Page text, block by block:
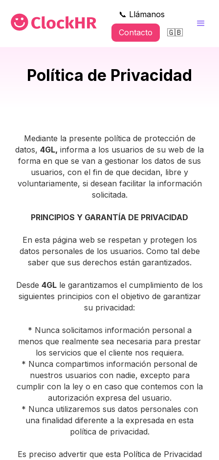
📞 Llámanos
Contacto
🇬🇧
Política de Privacidad
Mediante la presente política de protección de
datos, 4GL, informa a los usuarios de su web de la
forma en que se van a gestionar los datos de sus
usuarios, con el fin de que decidan, libre y
voluntariamente, si desean facilitar la información
solicitada.
PRINCIPIOS Y GARANTÍA DE PRIVACIDAD
En esta página web se respetan y protegen los
datos personales de los usuarios. Como tal debe
saber que sus derechos están garantizados.
Desde 4GL le garantizamos el cumplimiento de los
siguientes principios con el objetivo de garantizar
su privacidad:
* Nunca solicitamos información personal a
menos que realmente sea necesaria para prestar
los servicios que el cliente nos requiera.
* Nunca compartimos información personal de
nuestros usuarios con nadie, excepto para
cumplir con la ley o en caso que contemos con la
autorización expresa del usuario.
* Nunca utilizaremos sus datos personales con
una finalidad diferente a la expresada en esta
política de privacidad.
Es preciso advertir que esta Política de Privacidad